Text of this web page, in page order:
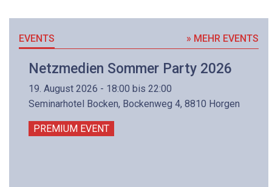
EVENTS » MEHR EVENTS
Netzmedien Sommer Party 2026
19. August 2026 - 18:00 bis 22:00
Seminarhotel Bocken, Bockenweg 4, 8810 Horgen
PREMIUM EVENT